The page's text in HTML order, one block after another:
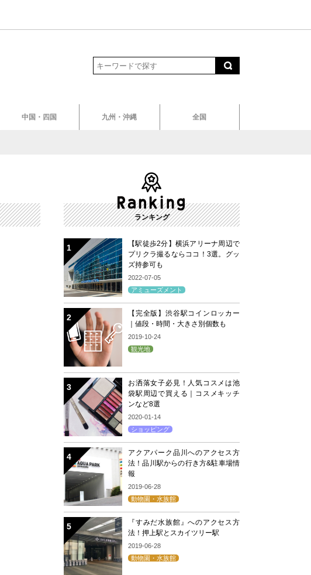
中国・四国 九州・沖縄 全国
ランキング
【駅徒歩2分】横浜アリーナ周辺で
プリクラ撮るならココ！3選。グッ
ズ持参可も
2022-07-05
アミューズメント
【完全版】渋谷駅コインロッカー
｜値段・時間・大きさ別個数も
2019-10-24
観光地
お洒落女子必見！人気コスメは池
袋駅周辺で買える｜コスメキッチ
ンなど8選
2020-01-14
ショッピング
アクアパーク品川へのアクセス方
法！品川駅からの行き方&駐車場情
報
2019-06-28
動物園・水族館
『すみだ水族館』へのアクセス方
法！押上駅とスカイツリー駅
2019-06-28
動物園・水族館